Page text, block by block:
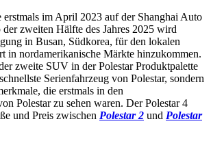
erstmals im April 2023 auf der Shanghai Auto
zweiten Hälfte des Jahres 2025 wird
in Busan, Südkorea, für den lokalen
in nordamerikanische Märkte hinzukommen.
zweite SUV in der Polestar Produktpalette
Serienfahrzeug von Polestar, sondern
die erstmals in den
Polestar zu sehen waren. Der Polestar 4
und Preis zwischen Polestar 2 und Polestar